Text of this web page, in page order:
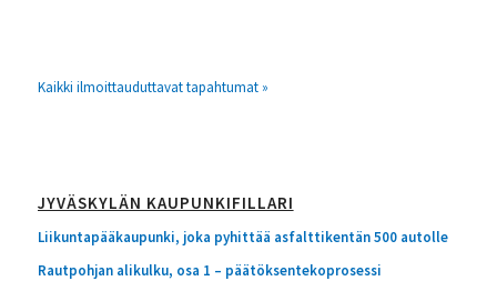
Kaikki ilmoittauduttavat tapahtumat »
JYVÄSKYLÄN KAUPUNKIFILLARI
Liikuntapääkaupunki, joka pyhittää asfalttikentän 500 autolle
Rautpohjan alikulku, osa 1 – päätöksentekoprosessi